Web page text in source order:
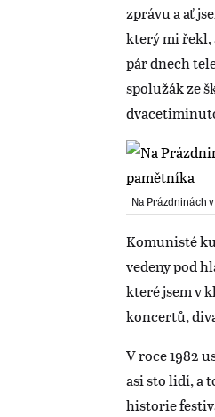
zprávu a ať
který mi řekl,
pár dnech
spolužák ze
Na Prázdninách
Komunisté
vedeny pod
které jsem v
koncertů,
V roce 1982
asi sto lidí, a
historie